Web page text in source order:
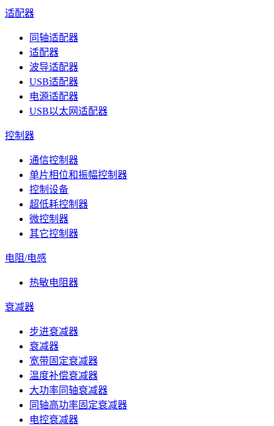
适配器
同轴适配器
适配器
波导适配器
USB适配器
电源适配器
USB以太网适配器
控制器
通信控制器
单片相位和振幅控制器
控制设备
超低耗控制器
微控制器
其它控制器
电阻/电感
热敏电阻器
衰减器
步进衰减器
衰减器
宽带固定衰减器
温度补偿衰减器
大功率同轴衰减器
同轴高功率固定衰减器
电控衰减器